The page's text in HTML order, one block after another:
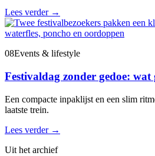
Lees verder →
08Events & lifestyle
Festivaldag zonder gedoe: wat
Een compacte inpaklijst en een slim
laatste trein.
Lees verder →
Uit het archief